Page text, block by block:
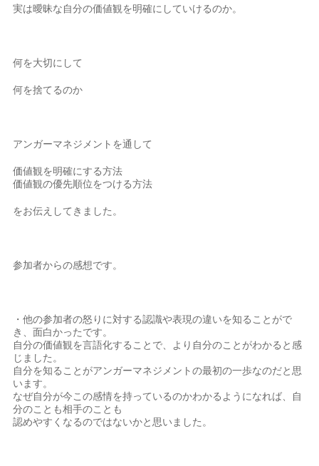
実は曖昧な自分の価値観を明確にしていけるのか。
何を大切にして
何を捨てるのか
アンガーマネジメントを通して
価値観を明確にする方法
価値観の優先順位をつける方法
をお伝えしてきました。
参加者からの感想です。
・他の参加者の怒りに対する認識や表現の違いを知ることがで
き、面白かったです。
自分の価値観を言語化することで、より自分のことがわかると感
じました。
自分を知ることがアンガーマネジメントの最初の一歩なのだと思
います。
なぜ自分が今この感情を持っているのかわかるようになれば、自
分のことも相手のことも
認めやすくなるのではないかと思いました。